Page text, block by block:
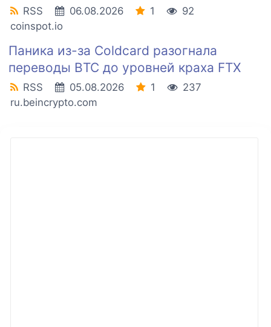
RSS 06.08.2026 1
92
coinspot.io
Паника из-за Coldcard разогнала
переводы BTC до уровней краха FTX
RSS 05.08.2026 1
237
ru.beincrypto.com